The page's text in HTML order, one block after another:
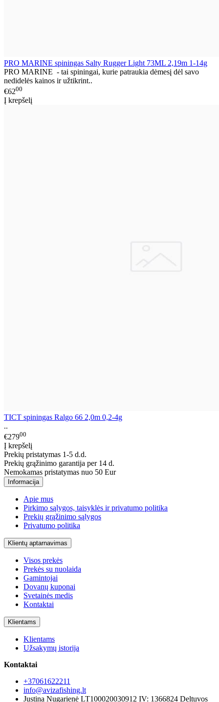
PRO MARINE spiningas Salty Rugger Light 73ML 2,19m 1-14g
PRO MARINE - tai spiningai, kurie patraukia dėmesį dėl savo
nedidelės kainos ir užtikrint..
€6200
Į krepšelį
TICT spiningas Ralgo 66 2,0m 0,2-4g
..
€27900
Į krepšelį
Prekių pristatymas 1-5 d.d.
Prekių grąžinimo garantija per 14 d.
Nemokamas pristatymas nuo 50 Eur
Informacija
Apie mus
Pirkimo sąlygos, taisyklės ir privatumo politika
Prekių grąžinimo sąlygos
Privatumo politika
Klientų aptarnavimas
Visos prekės
Prekės su nuolaida
Gamintojai
Dovanų kuponai
Svetainės medis
Kontaktai
Klientams
Klientams
Užsakymų istorija
Kontaktai
+37061622211
info@avizafishing.lt
Justina Nugarienė LT100020030912 IV: 1366824 Deltuvos